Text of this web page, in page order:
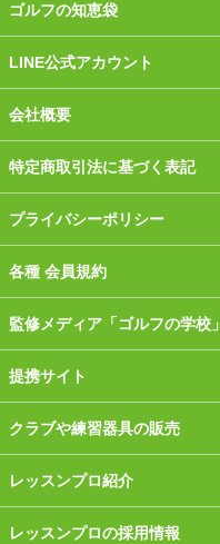
ゴルフの知恵袋
LINE公式アカウント
会社概要
特定商取引法に基づく表記
プライバシーポリシー
各種 会員規約
監修メディア「ゴルフの学校」
提携サイト
クラブや練習器具の販売
レッスンプロ紹介
レッスンプロの採用情報